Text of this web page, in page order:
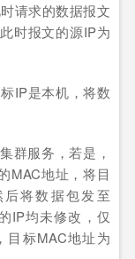
请求的数据报文
时报文的源IP为
IP是本机，将数
群服务，若是，
MAC地址，将目
将数据包发至
IP均未修改，仅
目标MAC地址为